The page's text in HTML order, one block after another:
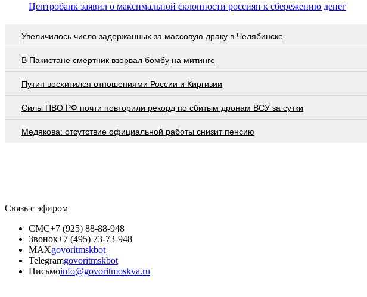
Центробанк заявил о максимальной склонности россиян к сбережению денег
Увеличилось число задержанных за массовую драку в Челябинске
В Пакистане смертник взорвал бомбу на митинге
Путин восхитился отношениями России и Киргизии
Cилы ПВО РФ почти повторили рекорд по сбитым дронам ВСУ за сутки
Медякова: отсутствие официальной работы снизит пенсию
Связь с эфиром
СМС+7 (925) 88-88-948
Звонок+7 (495) 73-73-948
MAXgovoritmskbot
Telegramgovoritmskbot
Письмоinfo@govoritmoskva.ru